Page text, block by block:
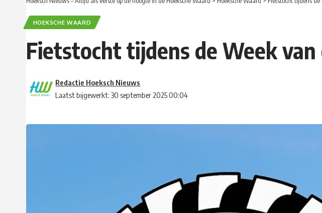
HOEKSCHE WAARD
Fietstocht tijdens de Week
Laatst bijgewerkt: 30 september 2025 00:04
Redactie Hoeksch Nieuws